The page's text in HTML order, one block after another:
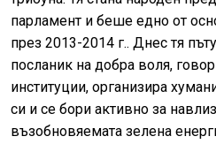
парламент и беше едно от
през 2013-2014 г.. Днес тя
посланик на добра воля,
институции, организира
си и се бори активно за
възобновяемата зелена